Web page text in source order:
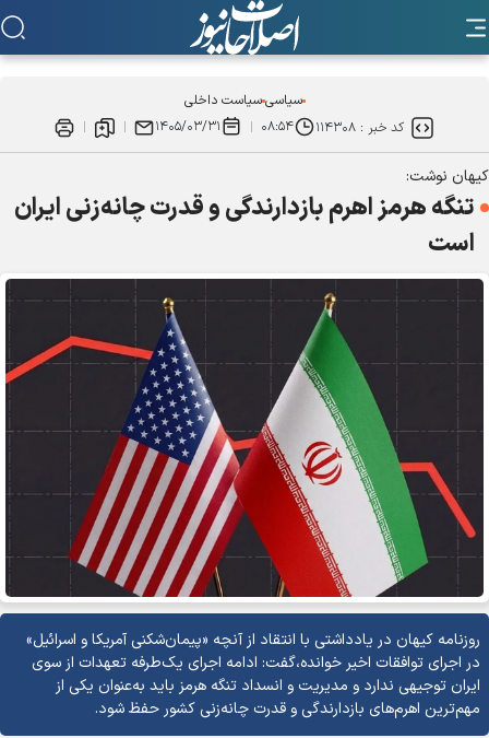
سیاسیسیاست داخلی
کد خبر :۱۱۴۳۰۸ ۰۸:۵۴ ۱۴۰۵/۰۳/۳۱
کیهان نوشت:
تنگه هرمز اهرم بازدارندگی و قدرت چانه‌زنی ایران
است
روزنامه کیهان در یادداشتی با انتقاد از آنچه «پیمان‌شکنی آمریکا و اسرائیل»
در اجرای توافقات اخیر خوانده،گفت: ادامه اجرای یک‌طرفه تعهدات از سوی
ایران توجیهی ندارد و مدیریت و انسداد تنگه هرمز باید به‌عنوان یکی از
مهم‌ترین اهرم‌های بازدارندگی و قدرت چانه‌زنی کشور حفظ شود.